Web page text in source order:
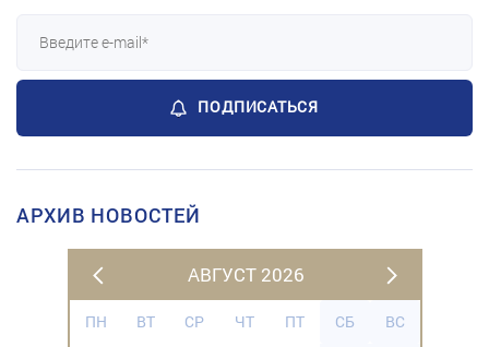
ПОДПИСАТЬСЯ
АРХИВ НОВОСТЕЙ
АВГУСТ 2026
ПН ВТ СР ЧТ ПТ СБ
ВС